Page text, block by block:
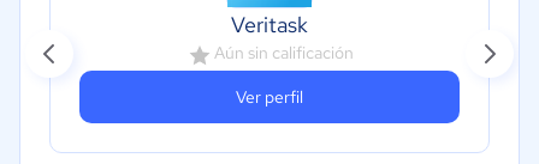
Veritask
Aún sin calificación
Ver perfil